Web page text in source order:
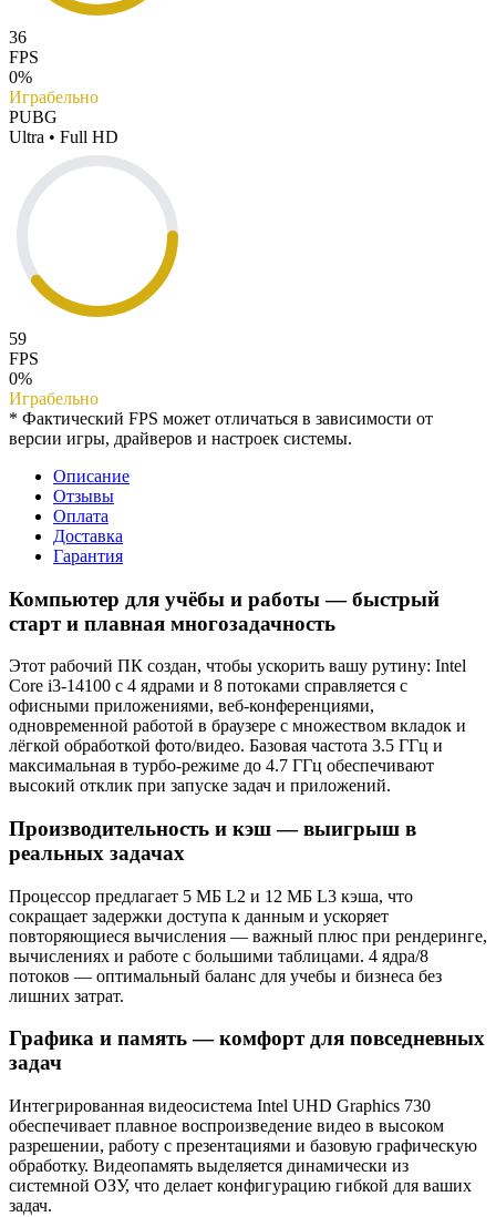
36
FPS
0%
Играбельно
PUBG
Ultra • Full HD
59
FPS
0%
Играбельно
* Фактический FPS может отличаться в зависимости от
версии игры, драйверов и настроек системы.
Описание
Отзывы
Оплата
Доставка
Гарантия
Компьютер для учёбы и работы — быстрый
старт и плавная многозадачность
Этот рабочий ПК создан, чтобы ускорить вашу рутину: Intel
Core i3-14100 с 4 ядрами и 8 потоками справляется с
офисными приложениями, веб-конференциями,
одновременной работой в браузере с множеством вкладок и
лёгкой обработкой фото/видео. Базовая частота 3.5 ГГц и
максимальная в турбо‑режиме до 4.7 ГГц обеспечивают
высокий отклик при запуске задач и приложений.
Производительность и кэш — выигрыш в
реальных задачах
Процессор предлагает 5 МБ L2 и 12 МБ L3 кэша, что
сокращает задержки доступа к данным и ускоряет
повторяющиеся вычисления — важный плюс при рендеринге,
вычислениях и работе с большими таблицами. 4 ядра/8
потоков — оптимальный баланс для учебы и бизнеса без
лишних затрат.
Графика и память — комфорт для повседневных
задач
Интегрированная видеосистема Intel UHD Graphics 730
обеспечивает плавное воспроизведение видео в высоком
разрешении, работу с презентациями и базовую графическую
обработку. Видеопамять выделяется динамически из
системной ОЗУ, что делает конфигурацию гибкой для ваших
задач.